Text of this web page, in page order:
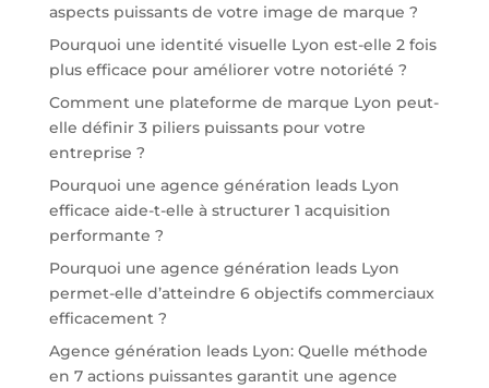
aspects puissants de votre image de marque ?
Pourquoi une identité visuelle Lyon est-elle 2 fois
plus efficace pour améliorer votre notoriété ?
Comment une plateforme de marque Lyon peut-
elle définir 3 piliers puissants pour votre
entreprise ?
Pourquoi une agence génération leads Lyon
efficace aide-t-elle à structurer 1 acquisition
performante ?
Pourquoi une agence génération leads Lyon
permet-elle d’atteindre 6 objectifs commerciaux
efficacement ?
Agence génération leads Lyon: Quelle méthode
en 7 actions puissantes garantit une agence